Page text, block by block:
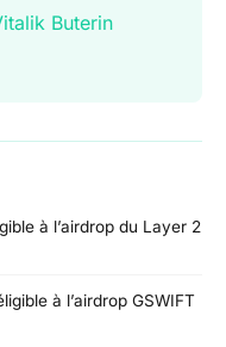
Buterin
à l’airdrop du Layer 2
à l’airdrop GSWIFT